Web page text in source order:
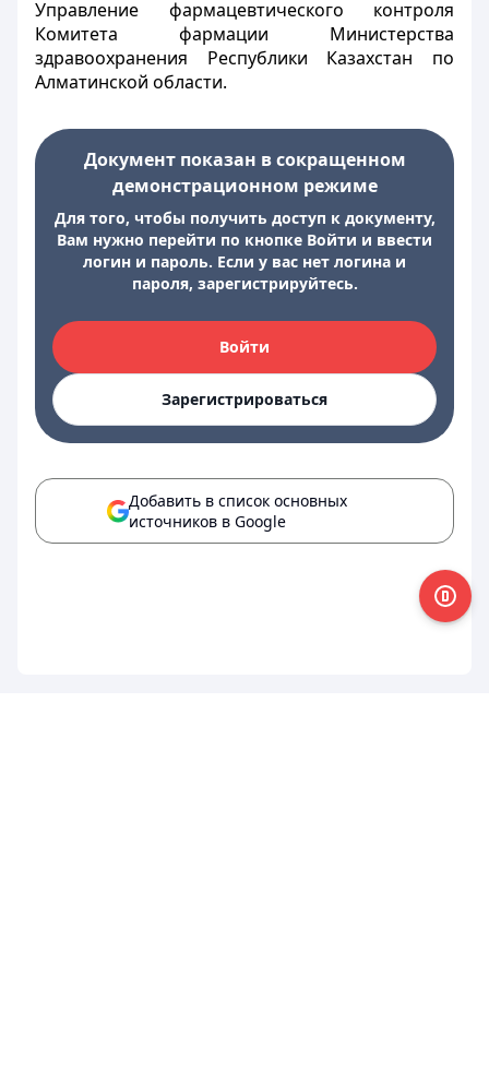
Управление фармацевтического контроля
Комитета фармации Министерства
здравоохранения Республики Казахстан по
Алматинской области.
Документ показан в сокращенном
демонстрационном режиме
Для того, чтобы получить доступ к документу,
Вам нужно перейти по кнопке Войти и ввести
логин и пароль. Если у вас нет логина и
пароля, зарегистрируйтесь.
Войти
Зарегистрироваться
Добавить в список основных
источников в Google